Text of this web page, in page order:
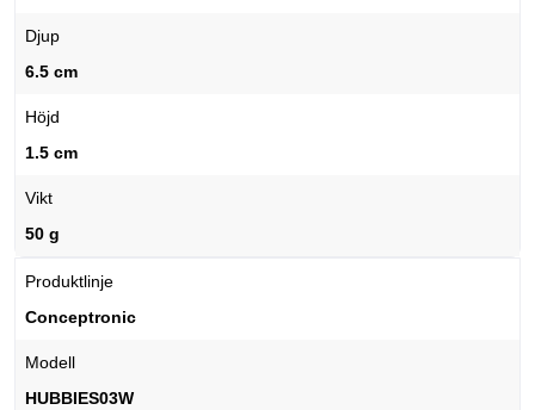
Djup
6.5 cm
Höjd
1.5 cm
Vikt
50 g
Produktlinje
Conceptronic
Modell
HUBBIES03W